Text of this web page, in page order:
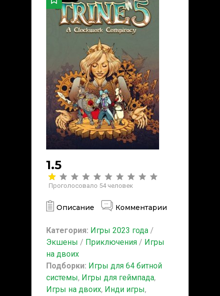
1.5
Проголосовало 54человек
Описание Комментарии
Категория: Игры 2023 года /
Экшены / Приключения / Игры
на двоих
Подборки: Игры для 64 битной
системы, Игры для геймпада,
Игры на двоих, Инди игры,